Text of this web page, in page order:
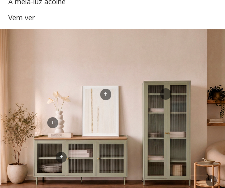
Vem ver
+
+
+
+
+